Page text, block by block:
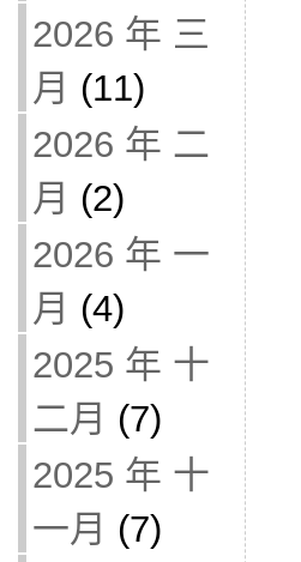
2026 年 三
月 (11)
2026 年 二
月 (2)
2026 年 一
月 (4)
2025 年 十
二月 (7)
2025 年 十
一月 (7)